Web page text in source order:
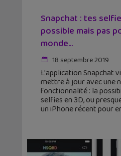
Snapchat : tes
possible mais pas
monde…
18 septembre 2019
L'application Snapchat
mettre à jour avec une
fonctionnalité : la
selfies en 3D, ou
un iPhone récent pour